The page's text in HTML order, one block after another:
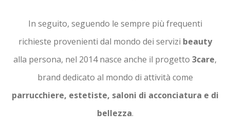
In seguito, seguendo le sempre più frequenti
richieste provenienti dal mondo dei servizi beauty
alla persona, nel 2014 nasce anche il progetto 3care,
brand dedicato al mondo di attività come
parrucchiere, estetiste, saloni di acconciatura e di
bellezza.